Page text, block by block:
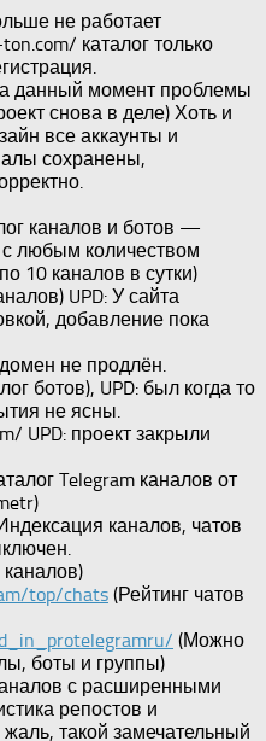
не работает
каталог только
данный момент проблемы
снова в деле) Хоть и
все аккаунты и
сохранены,
каналов и ботов —
любым количеством
10 каналов в сутки)
UPD: У сайта
добавление пока
не продлён.
ботов), UPD: был когда то
не ясны.
UPD: проект закрыли
Telegram каналов от
каналов, чатов
каналов)
top/chats (Рейтинг чатов
(Можно
боты и группы)
с расширенными
репостов и
жаль, такой замечательный